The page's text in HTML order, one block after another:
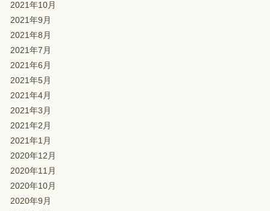
2021年10月
2021年9月
2021年8月
2021年7月
2021年6月
2021年5月
2021年4月
2021年3月
2021年2月
2021年1月
2020年12月
2020年11月
2020年10月
2020年9月